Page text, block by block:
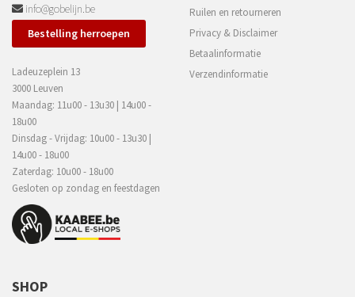
info@gobelijn.be
Bestelling herroepen
Ladeuzeplein 13
3000 Leuven
Maandag: 11u00 - 13u30 | 14u00 -
18u00
Dinsdag - Vrijdag: 10u00 - 13u30 |
14u00 - 18u00
Zaterdag: 10u00 - 18u00
Gesloten op zondag en feestdagen
Ruilen en retourneren
Privacy & Disclaimer
Betaalinformatie
Verzendinformatie
SHOP